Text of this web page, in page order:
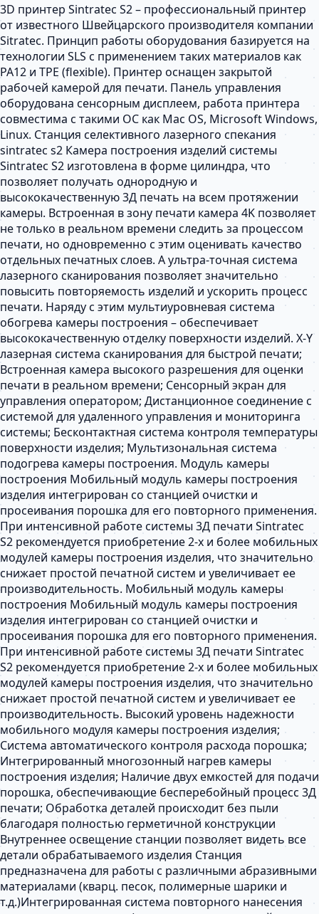
3D принтер Sintratec S2 – профессиональный принтер
от известного Швейцарского производителя компании
Sitratec. Принцип работы оборудования базируется на
технологии SLS с применением таких материалов как
PA12 и TPE (flexible). Принтер оснащен закрытой
рабочей камерой для печати. Панель управления
оборудована сенсорным дисплеем, работа принтера
совместима с такими ОС как Mac OS, Microsoft Windows,
Linux. Станция селективного лазерного спекания
sintratec s2 Камера построения изделий системы
Sintratec S2 изготовлена в форме цилиндра, что
позволяет получать однородную и
высококачественную 3Д печать на всем протяжении
камеры. Встроенная в зону печати камера 4K позволяет
не только в реальном времени следить за процессом
печати, но одновременно с этим оценивать качество
отдельных печатных слоев. А ультра-точная система
лазерного сканирования позволяет значительно
повысить повторяемость изделий и ускорить процесс
печати. Наряду с этим мультиуровневая система
обогрева камеры построения – обеспечивает
высококачественную отделку поверхности изделий. X-Y
лазерная система сканирования для быстрой печати;
Встроенная камера высокого разрешения для оценки
печати в реальном времени; Сенсорный экран для
управления оператором; Дистанционное соединение с
системой для удаленного управления и мониторинга
системы; Бесконтактная система контроля температуры
поверхности изделия; Мультизональная система
подогрева камеры построения. Модуль камеры
построения Мобильный модуль камеры построения
изделия интегрирован со станцией очистки и
просеивания порошка для его повторного применения.
При интенсивной работе системы 3Д печати Sintratec
S2 рекомендуется приобретение 2-х и более мобильных
модулей камеры построения изделия, что значительно
снижает простой печатной систем и увеличивает ее
производительность. Мобильный модуль камеры
построения Мобильный модуль камеры построения
изделия интегрирован со станцией очистки и
просеивания порошка для его повторного применения.
При интенсивной работе системы 3Д печати Sintratec
S2 рекомендуется приобретение 2-х и более мобильных
модулей камеры построения изделия, что значительно
снижает простой печатной систем и увеличивает ее
производительность. Высокий уровень надежности
мобильного модуля камеры построения изделия;
Система автоматического контроля расхода порошка;
Интегрированный многозонный нагрев камеры
построения изделия; Наличие двух емкостей для подачи
порошка, обеспечивающие бесперебойный процесс 3Д
печати; Обработка деталей происходит без пыли
благодаря полностью герметичной конструкции
Внутреннее освещение станции позволяет видеть все
детали обрабатываемого изделия Станция
предназначена для работы с различными абразивными
материалами (кварц. песок, полимерные шарики и
т.д.)Интегрированная система повторного нанесения